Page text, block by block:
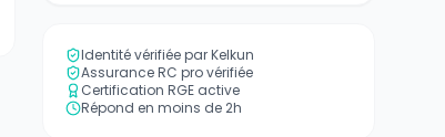
Identité vérifiée par Kelkun
Assurance RC pro vérifiée
Certification RGE active
Répond en moins de 2h